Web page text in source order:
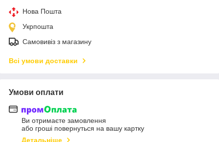
Нова Пошта
Укрпошта
Самовивіз з магазину
Всі умови доставки
Умови оплати
Ви отримаєте замовлення
або гроші повернуться на вашу картку
Детальніше